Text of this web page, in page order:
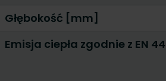
Głębokość [mm]
Emisja ciepła zgodnie z EN